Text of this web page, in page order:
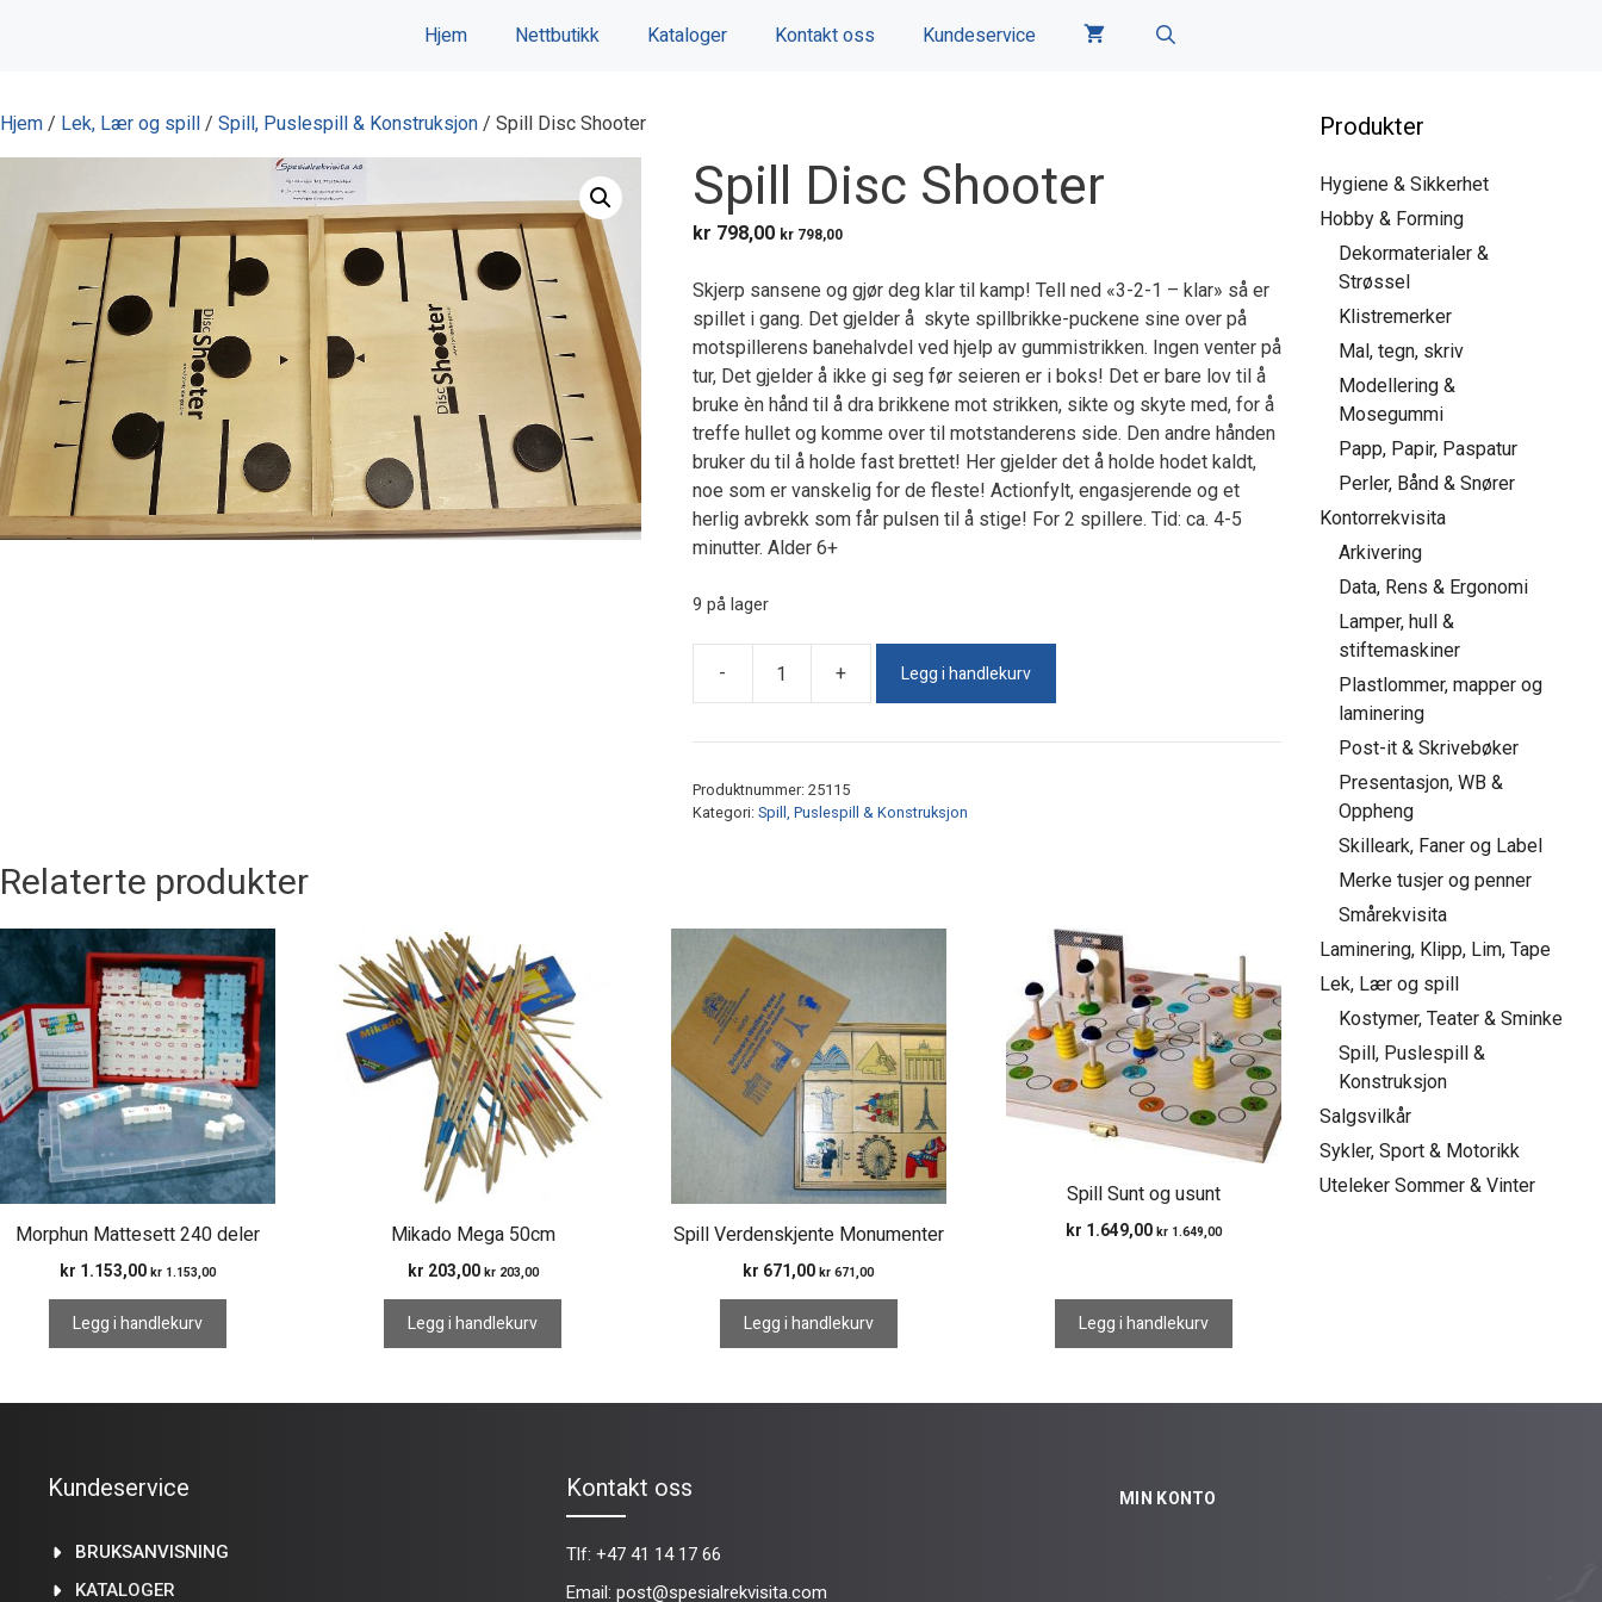
Hjem Nettbutikk Kataloger Kontakt oss Kundeservice
Hjem / Lek, Lær og spill / Spill, Puslespill & Konstruksjon / Spill Disc Shooter
Spill Disc Shooter
kr 798,00 kr798,00
Skjerp sansene og gjør deg klar til kamp! Tell ned «3-2-1 – klar» så er
spillet i gang. Det gjelder å skyte spillbrikke-puckene sine over på
motspillerens banehalvdel ved hjelp av gummistrikken. Ingen venter på
tur, Det gjelder å ikke gi seg før seieren er i boks! Det er bare lov til å
bruke èn hånd til å dra brikkene mot strikken, sikte og skyte med, for å
treffe hullet og komme over til motstanderens side. Den andre hånden
bruker du til å holde fast brettet! Her gjelder det å holde hodet kaldt,
noe som er vanskelig for de fleste! Actionfylt, engasjerende og et
herlig avbrekk som får pulsen til å stige! For 2 spillere. Tid: ca. 4-5
minutter. Alder 6+
9 på lager
-
Shooter
+ Legg i handlekurv
Produktnummer: 25115
Kategori: Spill, Puslespill & Konstruksjon
Relaterte produkter
Morphun Mattesett 240 deler
kr 1.153,00 kr 1.153,00
Legg i handlekurv
Mikado Mega 50cm
kr 203,00 kr203,00
Legg i handlekurv
Spill Verdenskjente Monumenter
kr 671,00 kr 671,00
Legg i handlekurv
Spill Sunt og usunt
kr 1.649,00 kr 1.649,00
Legg i handlekurv
Produkter
Hygiene & Sikkerhet
Hobby & Forming
Dekormaterialer &
Strøssel
Klistremerker
Mal, tegn, skriv
Modellering &
Mosegummi
Papp, Papir, Paspatur
Perler, Bånd & Snører
Kontorrekvisita
Arkivering
Data, Rens & Ergonomi
Lamper, hull &
stiftemaskiner
Plastlommer, mapper og
laminering
Post-it & Skrivebøker
Presentasjon, WB &
Oppheng
Skilleark, Faner og Label
Merke tusjer og penner
Smårekvisita
Laminering, Klipp, Lim, Tape
Lek, Lær og spill
Kostymer, Teater & Sminke
Spill, Puslespill &
Konstruksjon
Salgsvilkår
Sykler, Sport & Motorikk
Uteleker Sommer & Vinter
Kundeservice
BRUKSANVISNING
KATALOGER
Kontakt oss
Tlf: +47 41 14 17 66
Email: post@spesialrekvisita.com
MIN KONTO